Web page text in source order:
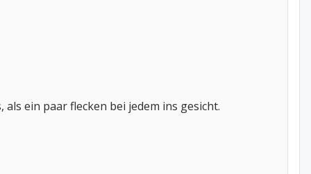
ein paar flecken bei jedem ins gesicht.